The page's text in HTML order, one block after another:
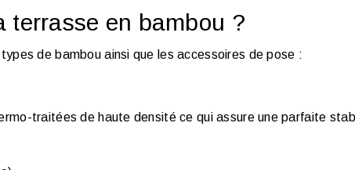
terrasse en bambou ?
de bambou ainsi que les accessoires de pose :
traitées de haute densité ce qui assure une parfaite